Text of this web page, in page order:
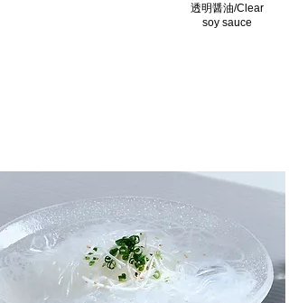
透明醤油/Clear
soy sauce
和風パスタ/Japanese Pasta
透明醤油とオリーブオイルがとてもマッ
チ/Clear soy sauce and olive oil are a great